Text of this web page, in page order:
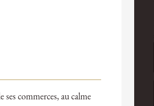
commerces, au calme